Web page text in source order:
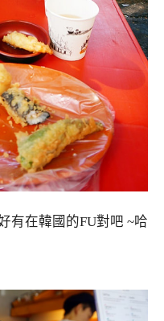
有在韓國的FU對吧 ~哈